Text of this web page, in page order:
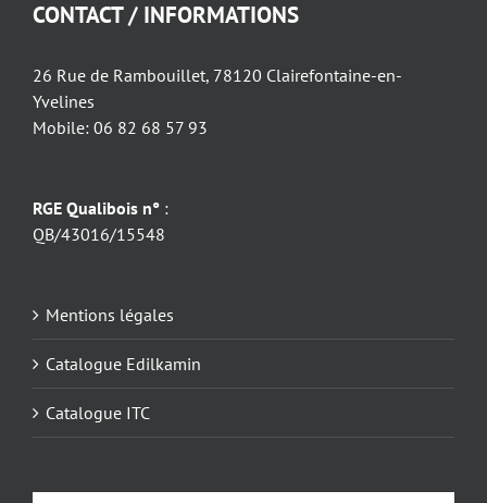
CONTACT / INFORMATIONS
26 Rue de Rambouillet, 78120 Clairefontaine-en-
Yvelines
Mobile: 06 82 68 57 93
RGE Qualibois n° :
QB/43016/15548
Mentions légales
Catalogue Edilkamin
Catalogue ITC